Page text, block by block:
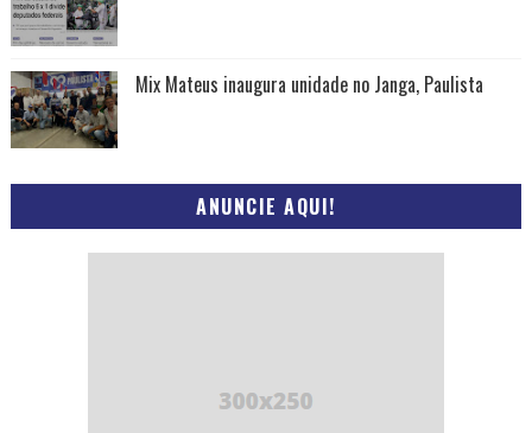
Mix Mateus inaugura unidade no Janga, Paulista
ANUNCIE AQUI!